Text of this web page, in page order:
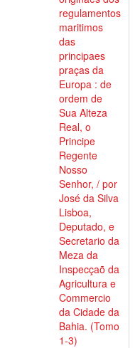
regulamentos
maritimos
das
principaes
praças da
Europa : de
ordem de
Sua Alteza
Real, o
Principe
Regente
Nosso
Senhor, / por
José da Silva
Lisboa,
Deputado, e
Secretario da
Meza da
Inspecçaõ da
Agricultura e
Commercio
da Cidade da
Bahia. (Tomo
1-3)